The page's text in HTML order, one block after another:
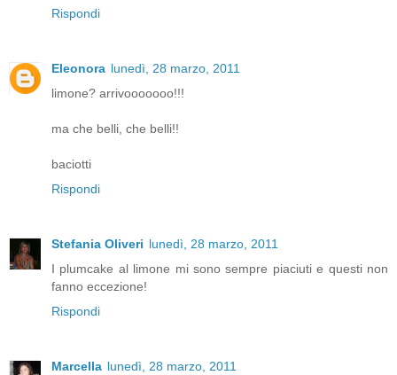
Rispondi
Eleonora lunedì, 28 marzo, 2011
limone? arrivooooooo!!!
ma che belli, che belli!!
baciotti
Rispondi
Stefania Oliveri lunedì, 28 marzo, 2011
I plumcake al limone mi sono sempre piaciuti e questi non
fanno eccezione!
Rispondi
Marcella lunedì, 28 marzo, 2011